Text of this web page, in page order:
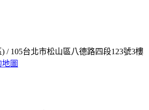
/ 105台北市松山區八德路四段123號3樓
圖